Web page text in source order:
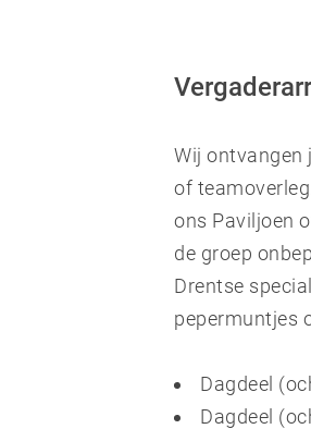
Wij ontvangen
of
ons Paviljoen
de groep
Drentse
pepermuntjes
Dagdeel
Dagdeel